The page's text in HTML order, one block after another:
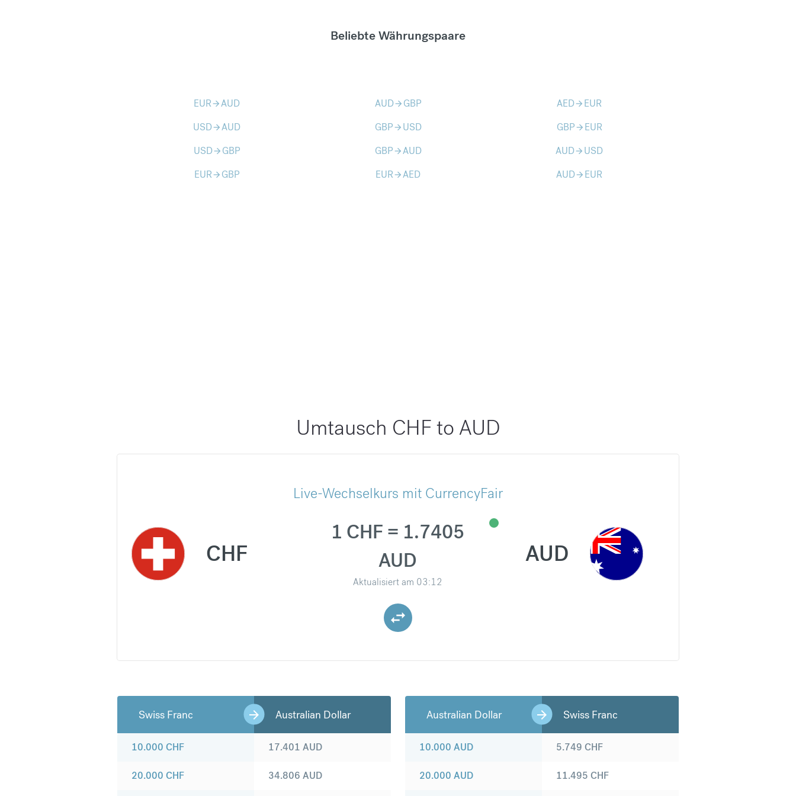
Beliebte Währungspaare
EURarrow_forwardAUD AUDarrow_forward GBP AEDarrow_forward EUR
USDarrow_forwardAUD GBParrow_forward USD GBParrow_forward EUR
USDarrow_forward GBP GBParrow_forwardAUD AUDarrow_forward USD
EURarrow_forward GBP EURarrow_forwardAED AUDarrow_forward EUR
Umtausch CHF to AUD
Live-Wechselkurs mit CurrencyFair
CHF
1 CHF = 1.7405
AUD
Aktualisiert am 03:12
AUD
Swiss Franc Australian Dollar
10.000 CHF
20.000 CHF
17.401 AUD
34.806 AUD
Australian Dollar Swiss Franc
10.000 AUD
20.000 AUD
5.749 CHF
11.495 CHF